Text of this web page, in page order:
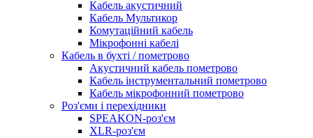
Кабель акустичний
Кабель Мультикор
Комутаційний кабель
Мікрофонні кабелі
Кабель в бухті / пометрово
Акустичний кабель пометрово
Кабель інструментальний пометрово
Кабель мікрофонний пометрово
Роз'єми і перехідники
SPEAKON-роз'єм
XLR-роз'єм